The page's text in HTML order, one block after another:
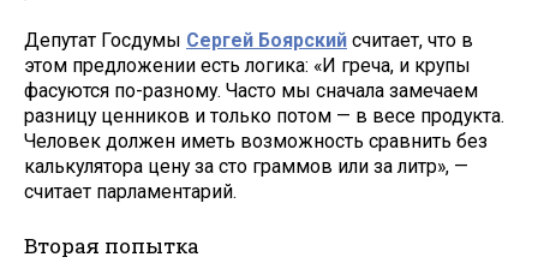
Депутат Госдумы Сергей Боярский считает, что в
этом предложении есть логика: «И греча, и крупы
фасуются по-разному. Часто мы сначала замечаем
разницу ценников и только потом — в весе продукта.
Человек должен иметь возможность сравнить без
калькулятора цену за сто граммов или за литр», —
считает парламентарий.
Вторая попытка